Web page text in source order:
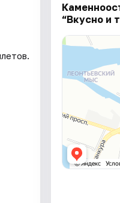
“Вкусно и